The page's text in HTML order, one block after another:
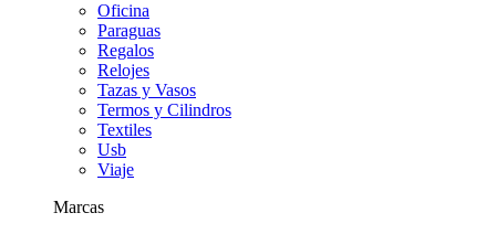
Oficina
Paraguas
Regalos
Relojes
Tazas y Vasos
Termos y Cilindros
Textiles
Usb
Viaje
Marcas